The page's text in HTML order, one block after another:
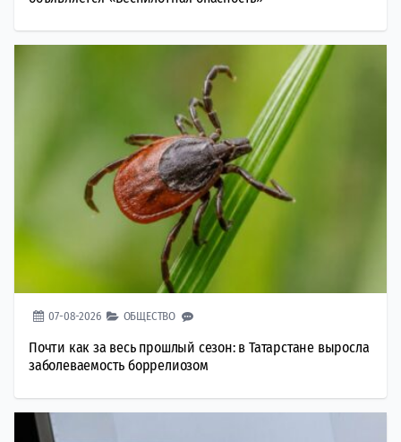
07-08-2026 ОБЩЕСТВО
Почти как за весь прошлый сезон: в Татарстане выросла
заболеваемость боррелиозом